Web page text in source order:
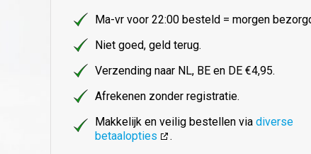
Ma-vr voor 22:00 besteld = morgen
Niet goed, geld terug.
Verzending naar NL, BE en DE €4,95.
Afrekenen zonder registratie.
Makkelijk en veilig bestellen via diverse
betaalopties
.